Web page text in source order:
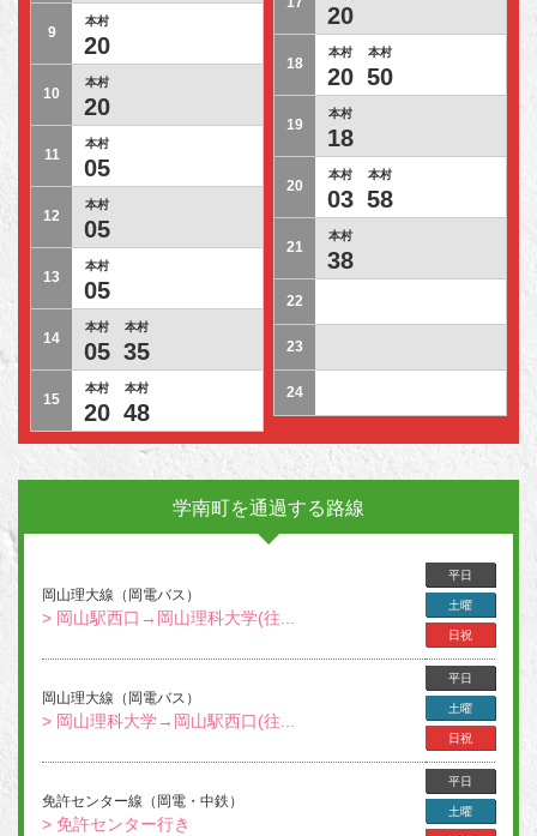
9
本村
20
10
本村
20
11
本村
05
12
本村
05
13
本村
05
14
本村
05
本村
35
15
本村
20
本村
48
20
18
本村
20
本村
50
19
本村
18
20
本村
03
本村
58
21
本村
38
22
23
24
学南町を通過する路線
岡山理大線（岡電バス）
> 岡山駅西口→岡山理科大学(往...
平日
土曜
日祝
岡山理大線（岡電バス）
> 岡山理科大学→岡山駅西口(往...
平日
土曜
日祝
免許センター線（岡電・中鉄）
> 免許センター行き
平日
土曜